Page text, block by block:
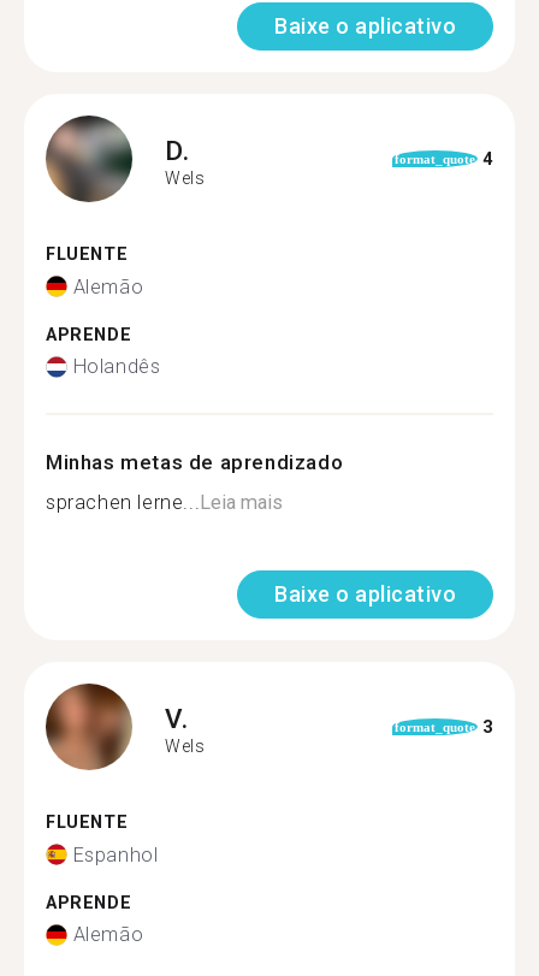
Baixe o aplicativo
D.
Wels
format_quote 4
FLUENTE
Alemão
APRENDE
Holandês
Minhas metas de aprendizado
sprachen lerne...Leia mais
Baixe o aplicativo
V.
Wels
format_quote 3
FLUENTE
Espanhol
APRENDE
Alemão